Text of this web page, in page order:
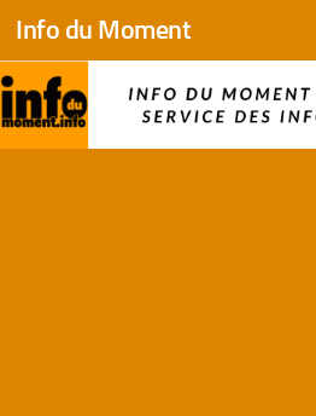
Skip to content
Info du Moment